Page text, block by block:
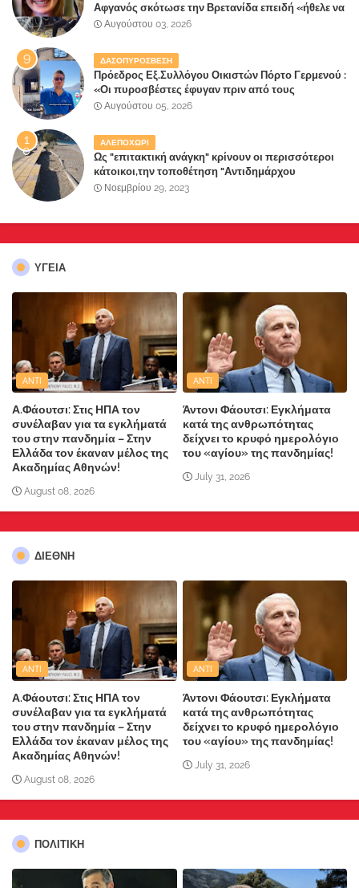
Αφγανός σκότωσε την Βρετανίδα επειδή «ήθελε να
κάνει τη σύντροφό του χριστιανή»
Αυγούστου 03, 2026
ΔΑΣΟΠΥΡΟΣΒΕΣΗ
Πρόεδρος Εξ.Συλλόγου Οικιστών Πόρτο Γερμενού :
«Οι πυροσβέστες έφυγαν πριν από τους
κατοίκους»
Αυγούστου 05, 2026
ΑΛΕΠΟΧΩΡΙ
Ως "επιτακτική ανάγκη" κρίνουν οι περισσότεροι
κάτοικοι,την τοποθέτηση "Αντιδημάρχου
Παραλιακής Ζώνης" στο Δήμο Μάνδρας-Ειδυλλίας!
Νοεμβρίου 29, 2023
ΥΓΕΙΑ
ANTI
Α.Φάουτσι: Στις ΗΠΑ τον
συνέλαβαν για τα εγκλήματά
του στην πανδημία – Στην
Ελλάδα τον έκαναν μέλος της
Ακαδημίας Αθηνών!
August 08, 2026
ANTI
Άντονι Φάουτσι: Εγκλήματα
κατά της ανθρωπότητας
δείχνει το κρυφό ημερολόγιο
του «αγίου» της πανδημίας!
July 31, 2026
ΔΙΕΘΝΗ
ANTI
Α.Φάουτσι: Στις ΗΠΑ τον
συνέλαβαν για τα εγκλήματά
του στην πανδημία – Στην
Ελλάδα τον έκαναν μέλος της
Ακαδημίας Αθηνών!
August 08, 2026
ANTI
Άντονι Φάουτσι: Εγκλήματα
κατά της ανθρωπότητας
δείχνει το κρυφό ημερολόγιο
του «αγίου» της πανδημίας!
July 31, 2026
ΠΟΛΙΤΙΚΗ